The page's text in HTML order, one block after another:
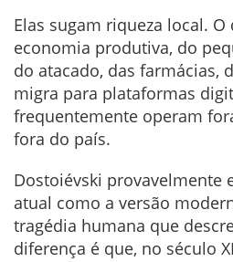
Elas sugam riqueza local.
economia produtiva, do
do atacado, das farmácias,
migra para plataformas
frequentemente operam
fora do país.
Dostoiévski provavelmente
atual como a versão
tragédia humana que
diferença é que, no século